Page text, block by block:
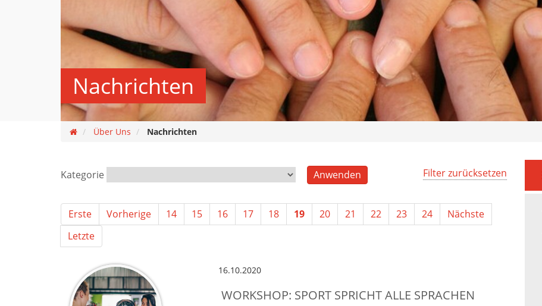
Nachrichten
Über Uns Nachrichten
Kategorie Filter zurücksetzen
Erste Vorherige 14 15 16 17 18 19 20 21 22 23 24
Nächste
Letzte
16.10.2020
​ WORKSHOP: SPORT SPRICHT ALLE SPRACHEN